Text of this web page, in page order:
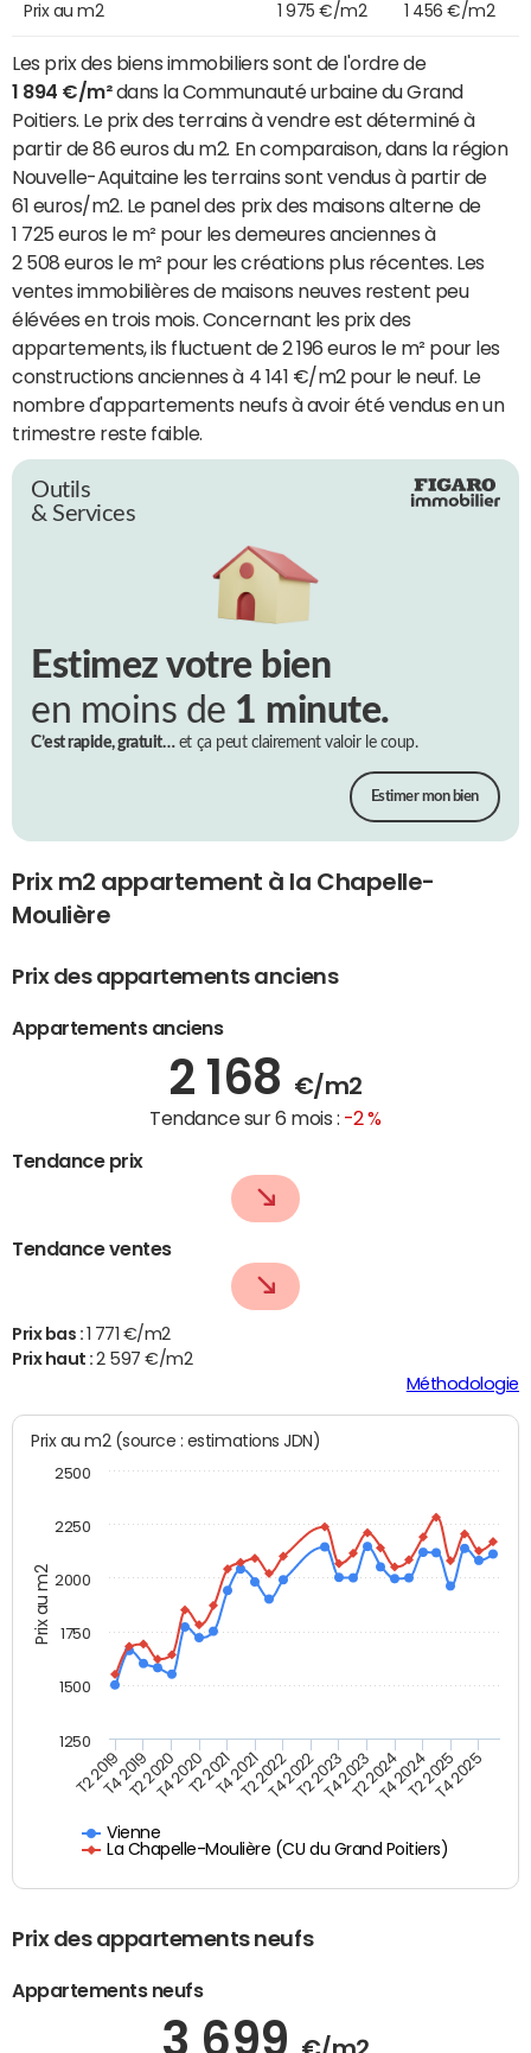
Prix au m2 1 975 €/m2 1 456 €/m2
Les prix des biens immobiliers sont de l'ordre de
1 894 €/m²dans la Communauté urbaine du Grand
Poitiers. Le prix des terrains à vendre est déterminé à
partir de 86 euros du m2. En comparaison, dans la région
Nouvelle-Aquitaine les terrains sont vendus à partir de
61 euros/m2. Le panel des prix des maisons alterne de
1 725 euros le m² pour les demeures anciennes à
2 508 euros le m² pour les créations plus récentes. Les
ventes immobilières de maisons neuves restent peu
élévées en trois mois. Concernant les prix des
appartements, ils fluctuent de 2 196 euros le m² pour les
constructions anciennes à 4 141 €/m2 pour le neuf. Le
nombre d'appartements neufs à avoir été vendus en un
trimestre reste faible.
Outils
& Services
Estimez votre bien
en moins de 1 minute.
C’est rapide, gratuit…et ça peut clairement valoir le coup.
Estimer mon bien
Prix m2 appartement à la Chapelle-
Moulière
Prix des appartements anciens
Appartements anciens
2 168 €/m2
Tendance sur 6 mois : -2 %
Tendance prix
Tendance ventes
Prix bas : 1 771 €/m2
Prix haut :2 597 €/m2
Méthodologie
Prix au m2
Prix au m2 (source : estimations JDN)
Vienne
La Chapelle-Moulière (CU du Grand Poitiers)
T2 2019T4 2019T2 2020T4 2020T2 2021T4 2021T2 2022T4 2022T2 2023T4 2023T2 2024T4 2024T2 2025T4 2025
1250
1500
1750
2000
2250
2500
Prix des appartements neufs
Appartements neufs
3 699